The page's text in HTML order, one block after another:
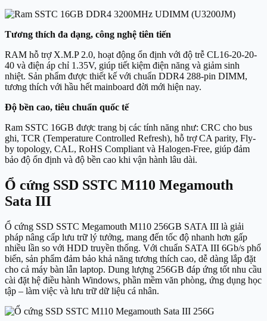
Tương thích đa dạng, công nghệ tiên tiến
RAM hỗ trợ X.M.P 2.0, hoạt động ổn định với độ trễ CL16-20-20-
40 và điện áp chỉ 1.35V, giúp tiết kiệm điện năng và giảm sinh
nhiệt. Sản phẩm được thiết kế với chuẩn DDR4 288-pin DIMM,
tương thích với hầu hết mainboard đời mới hiện nay.
Độ bền cao, tiêu chuẩn quốc tế
Ram SSTC 16GB được trang bị các tính năng như: CRC cho bus
ghi, TCR (Temperature Controlled Refresh), hỗ trợ CA parity, Fly-
by topology, CAL, RoHS Compliant và Halogen-Free, giúp đảm
bảo độ ổn định và độ bền cao khi vận hành lâu dài.
Ổ cứng SSD SSTC M110 Megamouth
Sata III
Ổ cứng SSD SSTC Megamouth M110 256GB SATA III là giải
pháp nâng cấp lưu trữ lý tưởng, mang đến tốc độ nhanh hơn gấp
nhiều lần so với HDD truyền thống. Với chuẩn SATA III 6Gb/s phổ
biến, sản phẩm đảm bảo khả năng tương thích cao, dễ dàng lắp đặt
cho cả máy bàn lẫn laptop. Dung lượng 256GB đáp ứng tốt nhu cầu
cài đặt hệ điều hành Windows, phần mềm văn phòng, ứng dụng học
tập – làm việc và lưu trữ dữ liệu cá nhân.